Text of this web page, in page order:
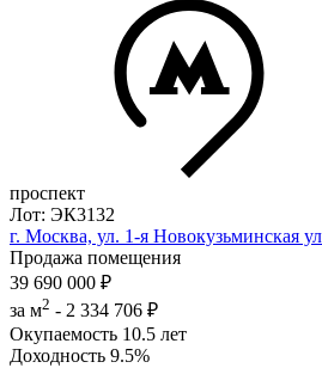
проспект
Лот: ЭК3132
г. Москва, ул. 1-я Новокузьминская
Продажа помещения
39 690 000 ₽
за м2 - 2 334 706 ₽
Окупаемость 10.5 лет
Доходность 9.5%